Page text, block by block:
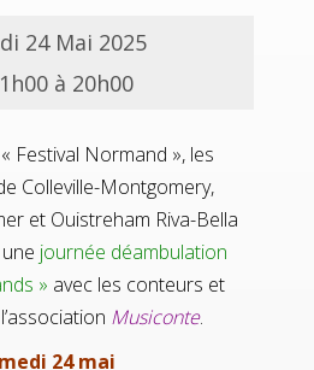
24 Mai 2025
à 20h00
Festival Normand », les
Colleville-Montgomery,
et Ouistreham Riva-Bella
journée déambulation
» avec les conteurs et
Musiconte.
24 mai